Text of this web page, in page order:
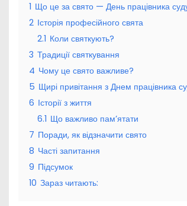
1 Що це за свято — День працівника
2 Історія професійного свята
2.1 Коли святкують?
3 Традиції святкування
4 Чому це свято важливе?
5 Щирі привітання з Днем працівника
6 Історії з життя
6.1 Що важливо пам’ятати
7 Поради, як відзначити свято
8 Часті запитання
9 Підсумок
10 Зараз читають: